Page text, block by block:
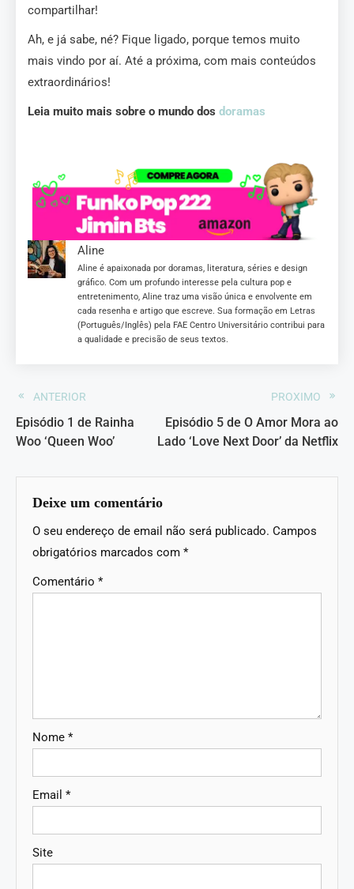
compartilhar!
Ah, e já sabe, né? Fique ligado, porque temos muito
mais vindo por aí. Até a próxima, com mais conteúdos
extraordinários!
Leia muito mais sobre o mundo dos doramas
Aline
Aline é apaixonada por doramas, literatura, séries e design
gráfico. Com um profundo interesse pela cultura pop e
entretenimento, Aline traz uma visão única e envolvente em
cada resenha e artigo que escreve. Sua formação em Letras
(Português/Inglês) pela FAE Centro Universitário contribui para
a qualidade e precisão de seus textos.
ANTERIOR
Episódio 1 de Rainha
Woo ‘Queen Woo’
PROXIMO
Episódio 5 de O Amor Mora ao
Lado ‘Love Next Door’ da Netflix
Deixe um comentário
O seu endereço de email não será publicado. Campos
obrigatórios marcados com *
Comentário *
Nome *
Email *
Site